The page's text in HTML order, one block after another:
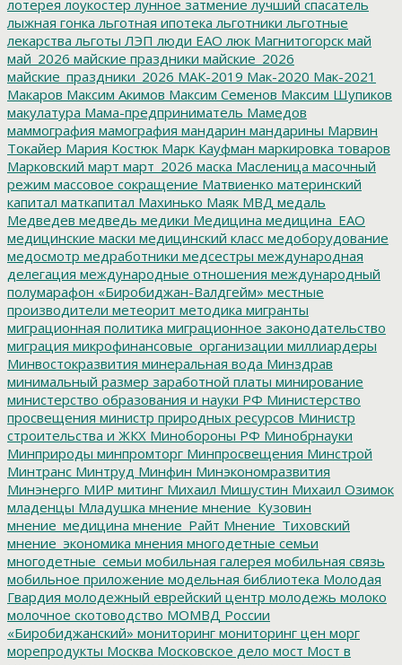
лотерея лоукостер лунное затмение лучший спасатель
лыжная гонка льготная ипотека льготники льготные
лекарства льготы ЛЭП люди ЕАО люк Магнитогорск май
май_2026 майские праздники майские_2026
майские_праздники_2026 МАК-2019 Мак-2020 Мак-2021
Макаров Максим Акимов Максим Семенов Максим Шупиков
макулатура Мама-предприниматель Мамедов
маммография мамография мандарин мандарины Марвин
Токайер Мария Костюк Марк Кауфман маркировка товаров
Марковский март март_2026 маска Масленица масочный
режим массовое сокращение Матвиенко материнский
капитал маткапитал Махинько Маяк МВД медаль
Медведев медведь медики Медицина медицина_ЕАО
медицинские маски медицинский класс медоборудование
медосмотр медработники медсестры международная
делегация международные отношения международный
полумарафон «Биробиджан-Валдгейм» местные
производители метеорит методика мигранты
миграционная политика миграционное законодательство
миграция микрофинансовые_организации миллиардеры
Минвостокразвития минеральная вода Минздрав
минимальный размер заработной платы минирование
министерство образования и науки РФ Министерство
просвещения министр природных ресурсов Министр
строительства и ЖКХ Минобороны РФ Минобрнауки
Минприроды минпромторг Минпросвещения Минстрой
Минтранс Минтруд Минфин Минэкономразвития
Минэнерго МИР митинг Михаил Мишустин Михаил Озимок
младенцы Младушка мнение мнение_Кузовин
мнение_медицина мнение_Райт Мнение_Тиховский
мнение_экономика мнения многодетные семьи
многодетные_семьи мобильная галерея мобильная связь
мобильное приложение модельная библиотека Молодая
Гвардия молодежный еврейский центр молодежь молоко
молочное скотоводство МОМВД России
«Биробиджанский» мониторинг мониторинг цен морг
морепродукты Москва Московское дело мост Мост в